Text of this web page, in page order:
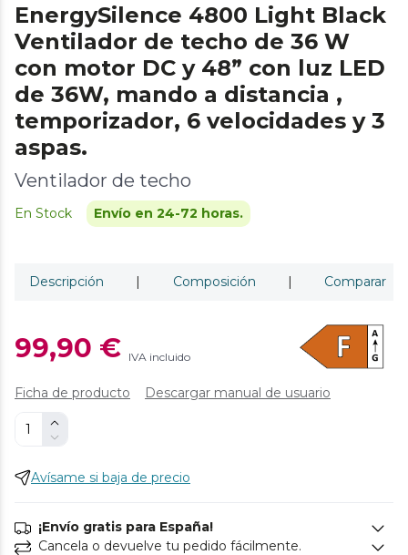
EnergySilence 4800 Light Black
Ventilador de techo de 36 W
con motor DC y 48” con luz LED
de 36W, mando a distancia ,
temporizador, 6 velocidades y 3
aspas.
Ventilador de techo
En Stock Envío en 24-72 horas.
Descripción | Composición | Comparar
99,90 € IVA incluido
Ficha de producto Descargar manual de usuario
Avísame si baja de precio
¡Envío gratis para España!
Cancela o devuelve tu pedido fácilmente.